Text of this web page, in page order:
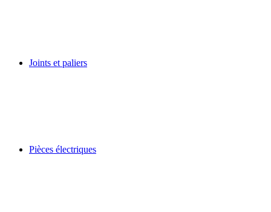
Joints et paliers
Pièces électriques